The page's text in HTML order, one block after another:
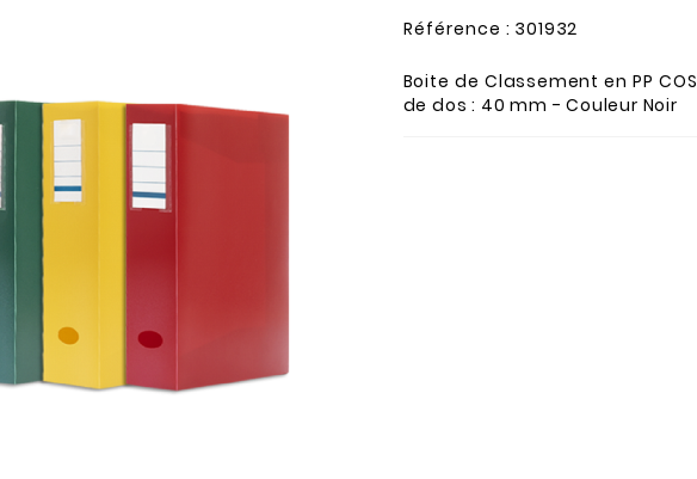
Référence : 301932
Boite de Classement en PP
de dos : 40 mm - Couleur Noir